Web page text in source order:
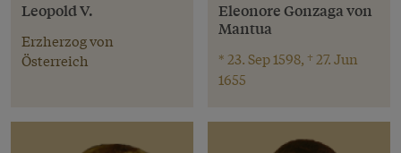
Leopold V.
Erzherzog von
Österreich
Eleonore Gonzaga von
Mantua
* 23. Sep 1598, † 27. Jun
1655